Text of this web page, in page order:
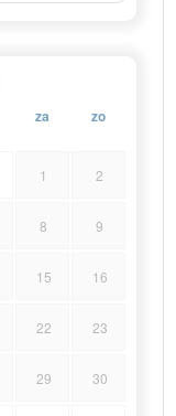
za zo
1 2
8 9
15 16
22 23
29 30